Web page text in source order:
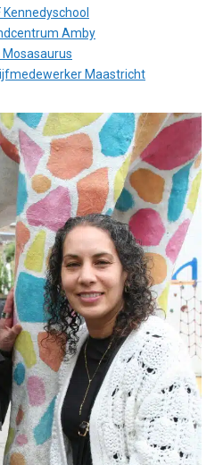
Amby
Maastricht